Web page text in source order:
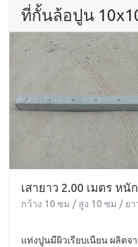
ที่กั้นล้อปูน
เสายาว 2.00 เมตร หนั
กว้าง 10 ซม / สูง 10 ซม / ยา
แท่งปูนมีผิวเรียบเนียน ผลิต